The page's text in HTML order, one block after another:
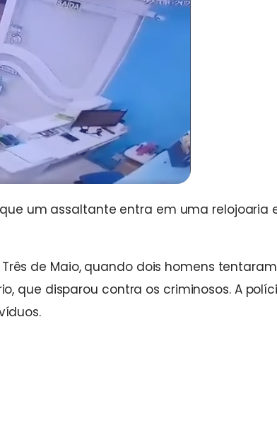
um assaltante entra em uma relojoaria
de Maio, quando dois homens tentaram
que disparou contra os criminosos. A